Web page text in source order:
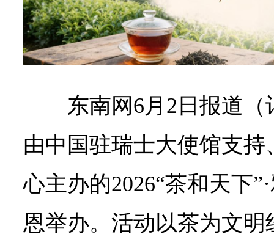
东南网6月2日报道
由中国驻瑞士大使馆支
心主办的2026“茶和天下
恩举办。活动以茶为文